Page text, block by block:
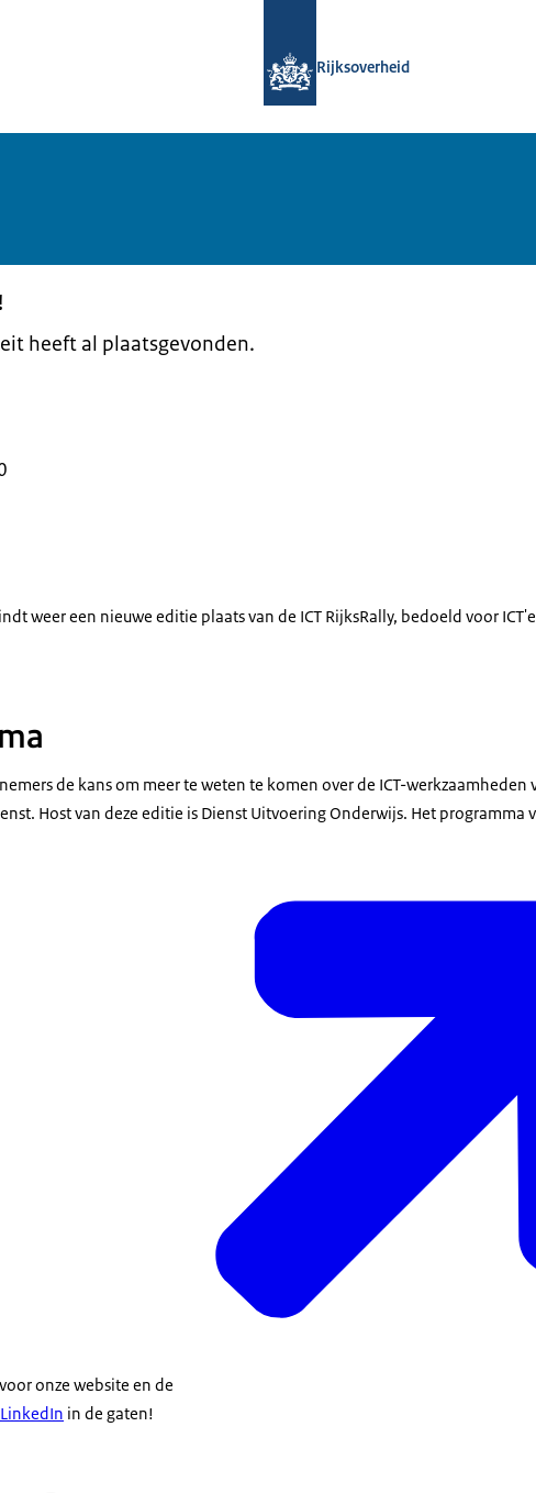
Rijksoverheid
heeft al plaatsgevonden.
weer een nieuwe editie plaats van de ICT RijksRally, bedoeld voor
de kans om meer te weten te komen over de ICT-werkzaamheden
Host van deze editie is Dienst Uitvoering Onderwijs. Het programma
onze website en de
in de gaten!